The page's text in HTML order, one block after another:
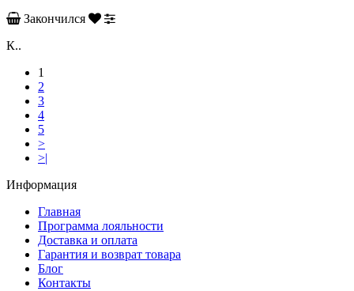
Закончился
К..
1
2
3
4
5
>
>|
Информация
Главная
Программа лояльности
Доставка и оплата
Гарантия и возврат товара
Блог
Контакты